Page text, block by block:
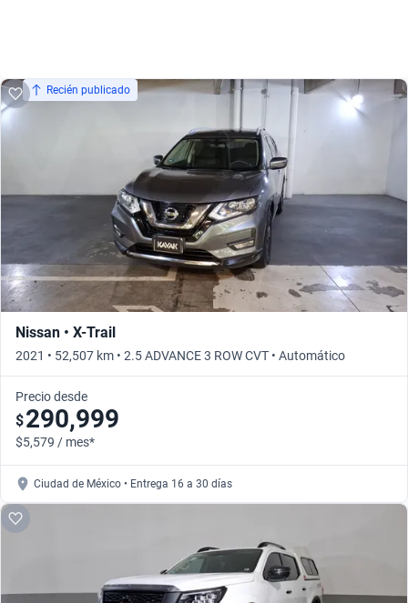
Recién publicado
Nissan • X-Trail
2021 • 52,507 km • 2.5 ADVANCE 3 ROW CVT • Automático
Precio desde
$290,999
$5,579 / mes*
Ciudad de México • Entrega 16 a 30 días